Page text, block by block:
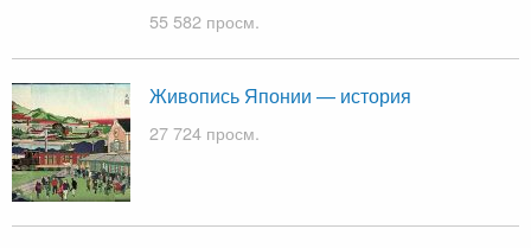
55 582 просм.
Живопись Японии — история
27 724 просм.